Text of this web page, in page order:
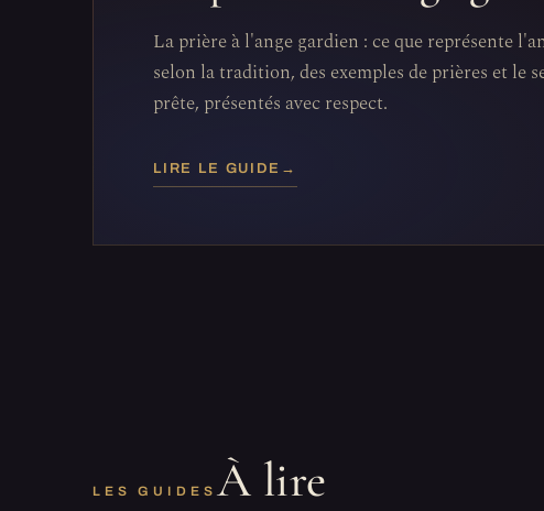
La prière à l'ange gardien : ce que représente
selon la tradition, des exemples de prières et le
prête, présentés avec respect.
LIRE LE GUIDE →
LES GUIDES À lire